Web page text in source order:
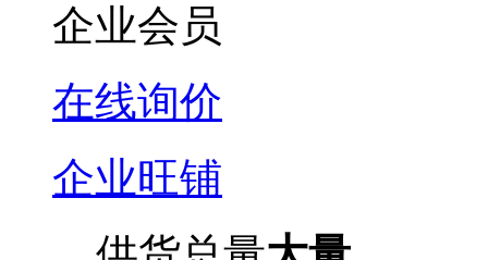
企业会员
在线询价
企业旺铺